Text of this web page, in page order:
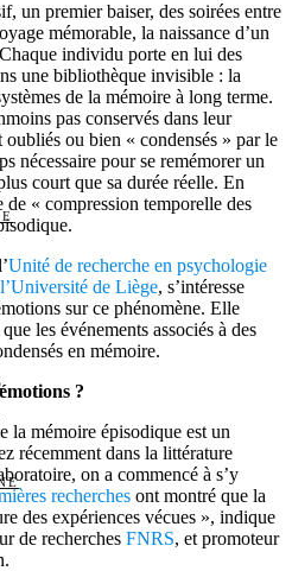
un premier baiser, des soirées entre
mémorable, la naissance d’un
individu porte en lui des
une bibliothèque invisible : la
de la mémoire à long terme.
pas conservés dans leur
ou bien « condensés » par le
nécessaire pour se remémorer un
court que sa durée réelle. En
« compression temporelle des
Unité de recherche en psychologie
de Liège, s’intéresse
sur ce phénomène. Elle
les événements associés à des
en mémoire.
?
la mémoire épisodique est un
récemment dans la littérature
on a commencé à s’y
recherches ont montré que la
des expériences vécues », indique
de recherches FNRS, et promoteur